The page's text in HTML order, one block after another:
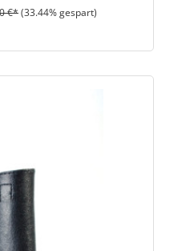
€*(33.44% gespart)